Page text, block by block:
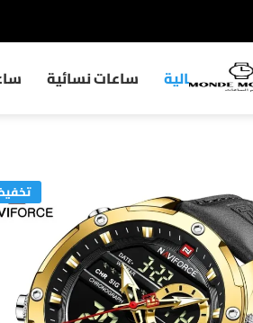
ساعات رجالية ساعات نسائية